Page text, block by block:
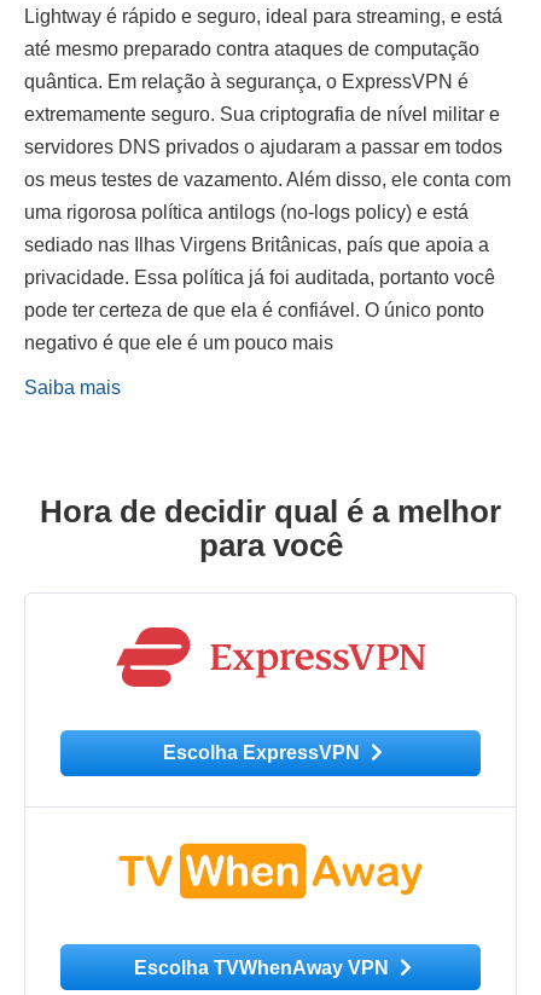
Lightway é rápido e seguro, ideal para streaming, e está
até mesmo preparado contra ataques de computação
quântica. Em relação à segurança, o ExpressVPN é
extremamente seguro. Sua criptografia de nível militar e
servidores DNS privados o ajudaram a passar em todos
os meus testes de vazamento. Além disso, ele conta com
uma rigorosa política antilogs (no-logs policy) e está
sediado nas Ilhas Virgens Britânicas, país que apoia a
privacidade. Essa política já foi auditada, portanto você
pode ter certeza de que ela é confiável. O único ponto
negativo é que ele é um pouco mais
Saiba mais
Hora de decidir qual é a melhor
para você
Escolha ExpressVPN
Escolha TVWhenAway VPN